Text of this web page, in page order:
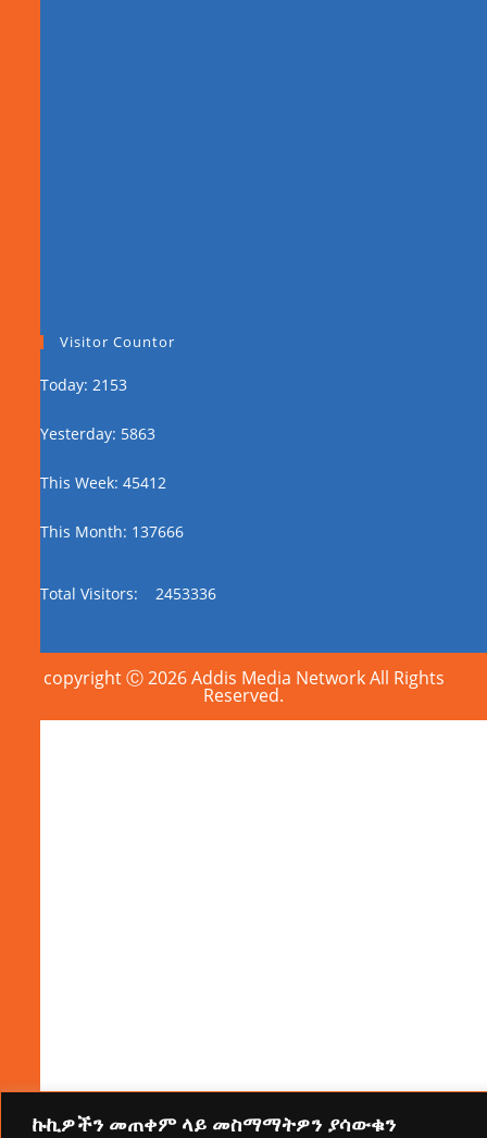
ኩኪዎችን መጠቀም ላይ መስማማትዎን ያሳውቁን
Visitor Countor
Today: 2153
Yesterday: 5863
This Week: 45412
This Month: 137666
Total Visitors: 2453336
copyright Ⓒ 2026 Addis Media Network All Rights
Reserved.